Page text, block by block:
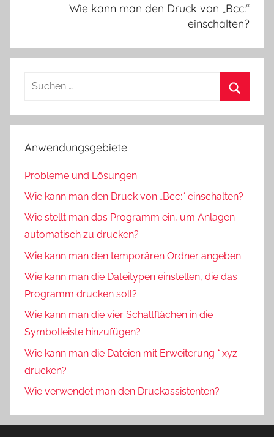
Wie kann man den Druck von „Bcc:“
einschalten?
Suchen
Anwendungsgebiete
Probleme und Lösungen
Wie kann man den Druck von „Bcc:“ einschalten?
Wie stellt man das Programm ein, um Anlagen
automatisch zu drucken?
Wie kann man den temporären Ordner angeben
Wie kann man die Dateitypen einstellen, die das
Programm drucken soll?
Wie kann man die vier Schaltflächen in die
Symbolleiste hinzufügen?
Wie kann man die Dateien mit Erweiterung *.xyz
drucken?
Wie verwendet man den Druckassistenten?